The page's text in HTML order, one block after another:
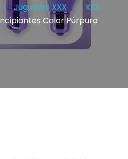
Juguetes XXX
Kits
Color Púrpura